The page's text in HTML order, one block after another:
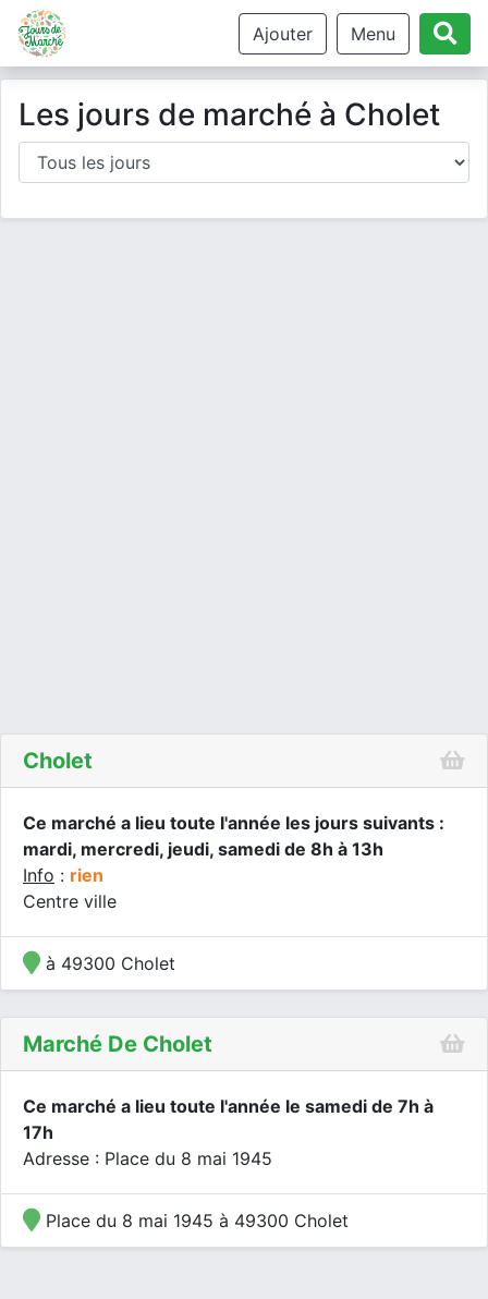
Ajouter Menu
Les jours de marché à Cholet
Cholet
Ce marché a lieu toute l'année les jours suivants :
mardi, mercredi, jeudi, samedi de 8h à 13h
Info : rien
Centre ville
à 49300 Cholet
Marché De Cholet
Ce marché a lieu toute l'année le samedi de 7h à
17h
Adresse : Place du 8 mai 1945
Place du 8 mai 1945 à 49300 Cholet